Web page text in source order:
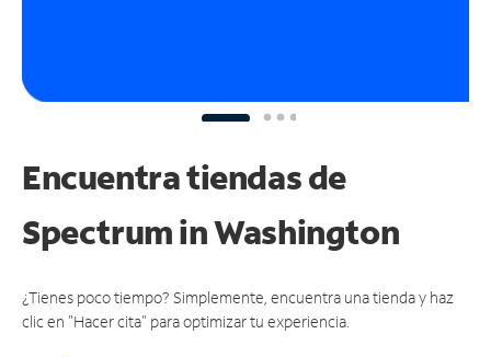
Encuentra tiendas de
Spectrumin Washington
¿Tienes poco tiempo? Simplemente, encuentra una tienda y haz
clic en "Hacer cita" para optimizar tu experiencia.